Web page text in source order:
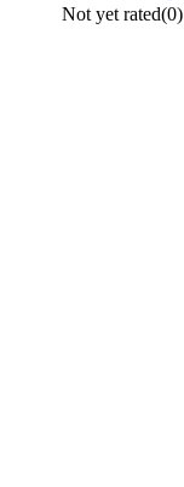
Not yet rated(0)